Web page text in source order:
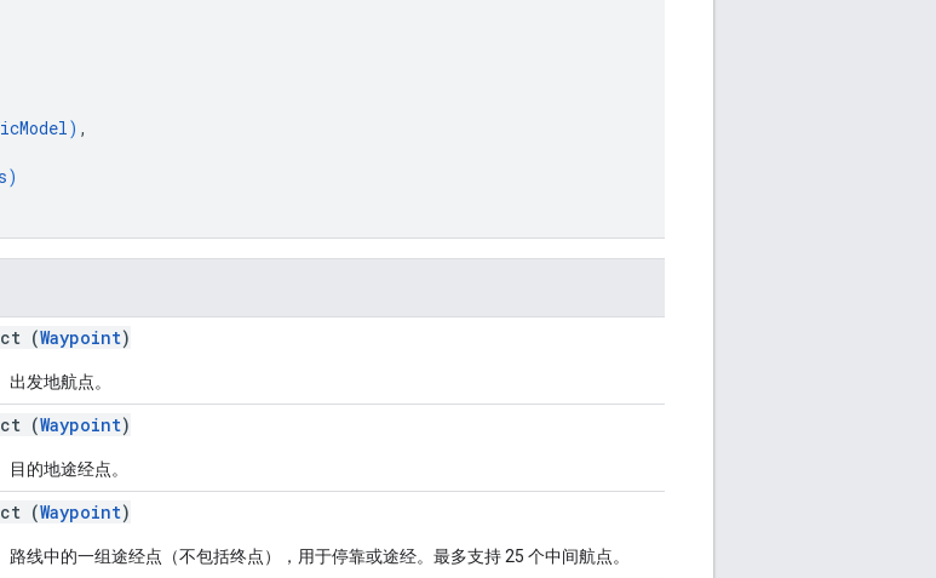
) ,
)
(Waypoint)
出发地航点。
(Waypoint)
目的地途经点。
(Waypoint)
路线中的一组途经点（不包括终点），用于停靠或途经。最多支持 25 个中间航点。